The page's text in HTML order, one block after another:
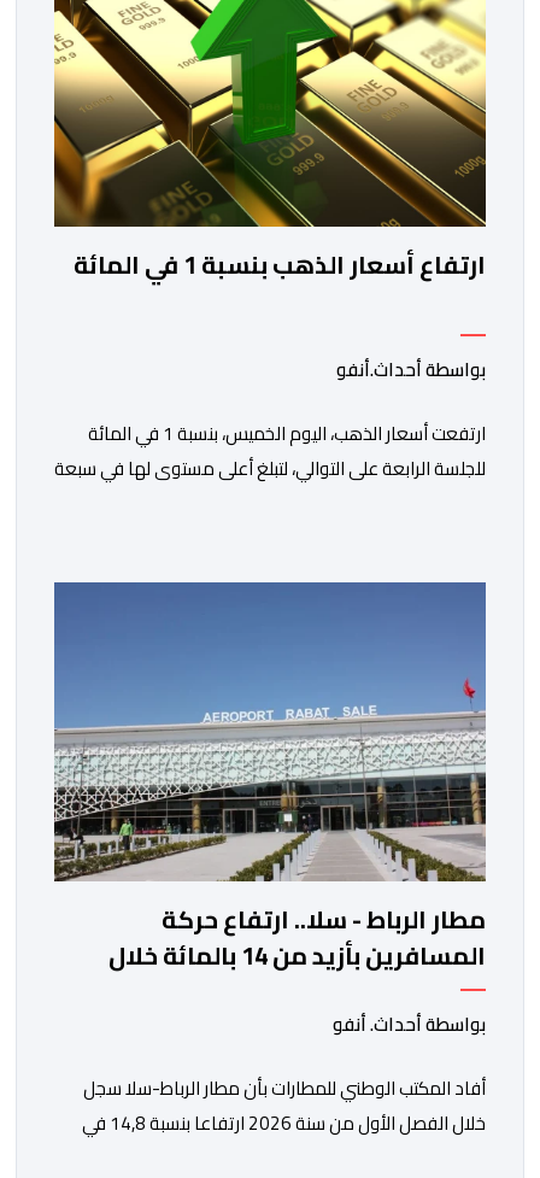
ارتفاع أسعار الذهب بنسبة 1 في المائة
بواسطة أحداث.أنفو
ارتفعت أسعار الذهب، اليوم الخميس، بنسبة 1 في المائة
للجلسة الرابعة على التوالي، لتبلغ أعلى مستوى لها في سبعة
بنسبة 1 في المائة إلى 4285,69 دولارا للأوقية، مسجلا أعلى
مطار الرباط - سلا.. ارتفاع حركة
المسافرين بأزيد من 14 بالمائة خلال
الفصل الأول من 2026
بواسطة أحداث. أنفو
أفاد المكتب الوطني للمطارات بأن مطار الرباط-سلا سجل
خلال الفصل الأول من سنة 2026 ارتفاعا بنسبة 14,8 في